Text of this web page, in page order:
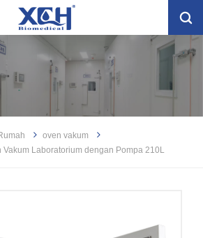
oven vakum
Laboratorium dengan Pompa 210L